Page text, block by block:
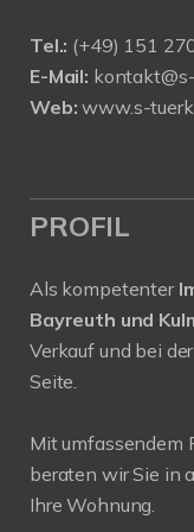
Tel.: (+49) 151
E-Mail:
Web: www.s-
PROFIL
Als kompetenter
Bayreuth und
Verkauf und bei
Seite.
Mit umfassendem
beraten wir Sie in
Ihre Wohnung.